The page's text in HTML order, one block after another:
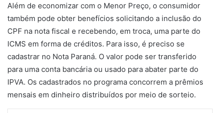
Além de economizar com o Menor Preço, o consumidor
também pode obter benefícios solicitando a inclusão do
CPF na nota fiscal e recebendo, em troca, uma parte do
ICMS em forma de créditos. Para isso, é preciso se
cadastrar no Nota Paraná. O valor pode ser transferido
para uma conta bancária ou usado para abater parte do
IPVA. Os cadastrados no programa concorrem a prêmios
mensais em dinheiro distribuídos por meio de sorteio.